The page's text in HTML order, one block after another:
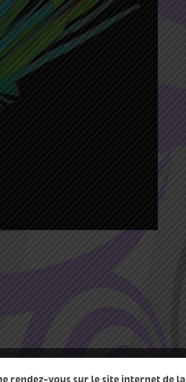
rendez-vous sur le site internet de la